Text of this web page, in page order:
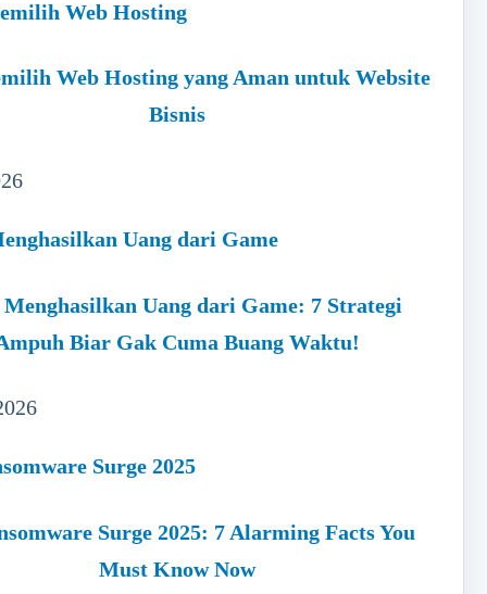
Web Hosting yang Aman untuk Website
Bisnis
Uang dari Game: 7 Strategi
Biar Gak Cuma Buang Waktu!
Surge 2025: 7 Alarming Facts You
Must Know Now